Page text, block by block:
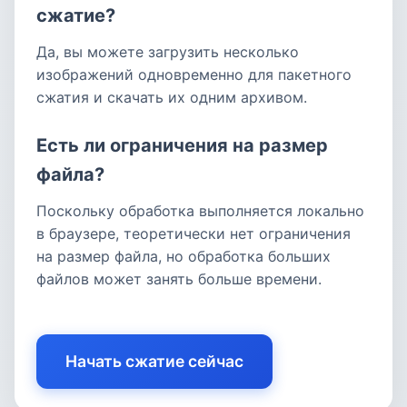
сжатие?
Да, вы можете загрузить несколько
изображений одновременно для пакетного
сжатия и скачать их одним архивом.
Есть ли ограничения на размер
файла?
Поскольку обработка выполняется локально
в браузере, теоретически нет ограничения
на размер файла, но обработка больших
файлов может занять больше времени.
Начать сжатие сейчас